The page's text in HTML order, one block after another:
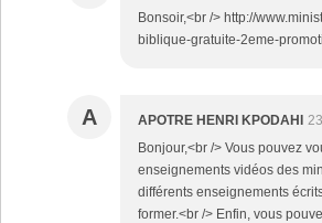
Bonsoir,<br /> http://
biblique-gratuite-2eme-
A APOTRE HENRI KPODAHI
Bonjour,<br /> Vous pouvez
enseignements vidéos des
différents enseignements
former.<br /> Enfin, vous